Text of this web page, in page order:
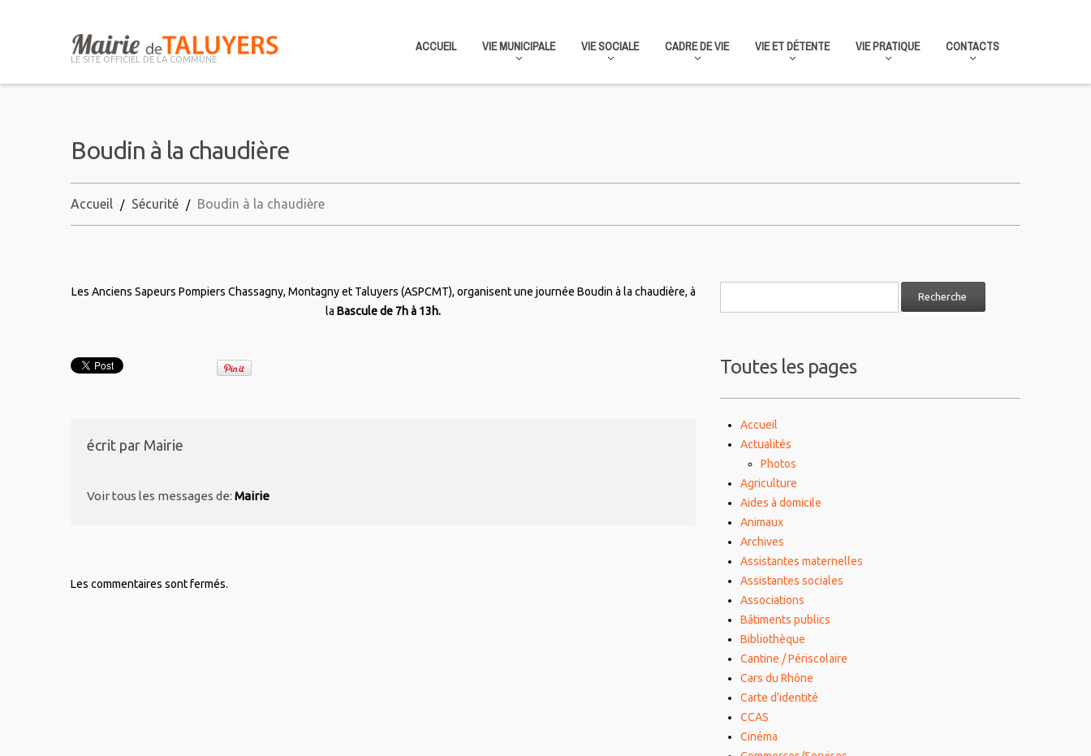
LE SITE OFFICIEL DE LA COMMUNE
ACCUEIL VIE MUNICIPALE VIE SOCIALE CADRE DE VIE VIE ET DÉTENTE VIE PRATIQUE CONTACTS
Boudin à la chaudière
Accueil Sécurité Boudin à la chaudière
Les Anciens Sapeurs Pompiers Chassagny, Montagny et Taluyers (ASPCMT), organisent une journée Boudin à la chaudière, à
la Bascule de 7h à 13h.
écrit par Mairie
Voir tous les messages de: Mairie
Les commentaires sont fermés.
Toutes les pages
Accueil
Actualités
Photos
Agriculture
Aides à domicile
Animaux
Archives
Assistantes maternelles
Assistantes sociales
Associations
Bâtiments publics
Bibliothèque
Cantine / Périscolaire
Cars du Rhône
Carte d’identité
CCAS
Cinéma